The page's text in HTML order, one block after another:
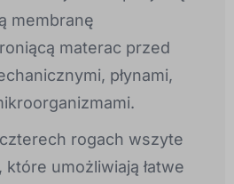
membranę
materac przed
płynami,
rogach wszyte
umożliwiają łatwe